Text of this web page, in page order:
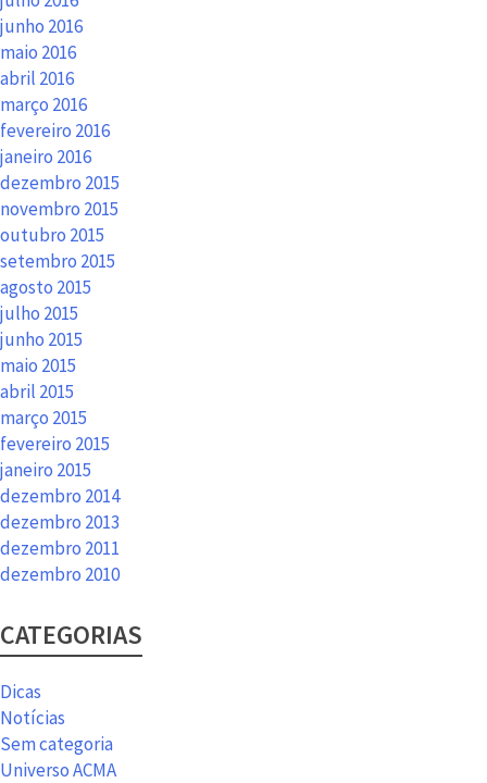
junho 2016
maio 2016
abril 2016
março 2016
fevereiro 2016
janeiro 2016
dezembro 2015
novembro 2015
outubro 2015
setembro 2015
agosto 2015
julho 2015
junho 2015
maio 2015
abril 2015
março 2015
fevereiro 2015
janeiro 2015
dezembro 2014
dezembro 2013
dezembro 2011
dezembro 2010
CATEGORIAS
Dicas
Notícias
Sem categoria
Universo ACMA